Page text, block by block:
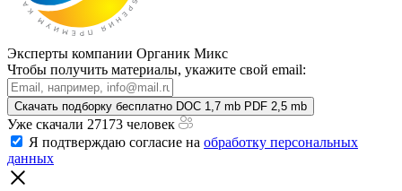
Эксперты компании Органик Микс
Чтобы получить материалы, укажите свой email:
Скачать подборку бесплатно DOC 1,7 mb PDF 2,5 mb
Уже скачали 27173 человек
Я подтверждаю согласие на обработку персональных
данных